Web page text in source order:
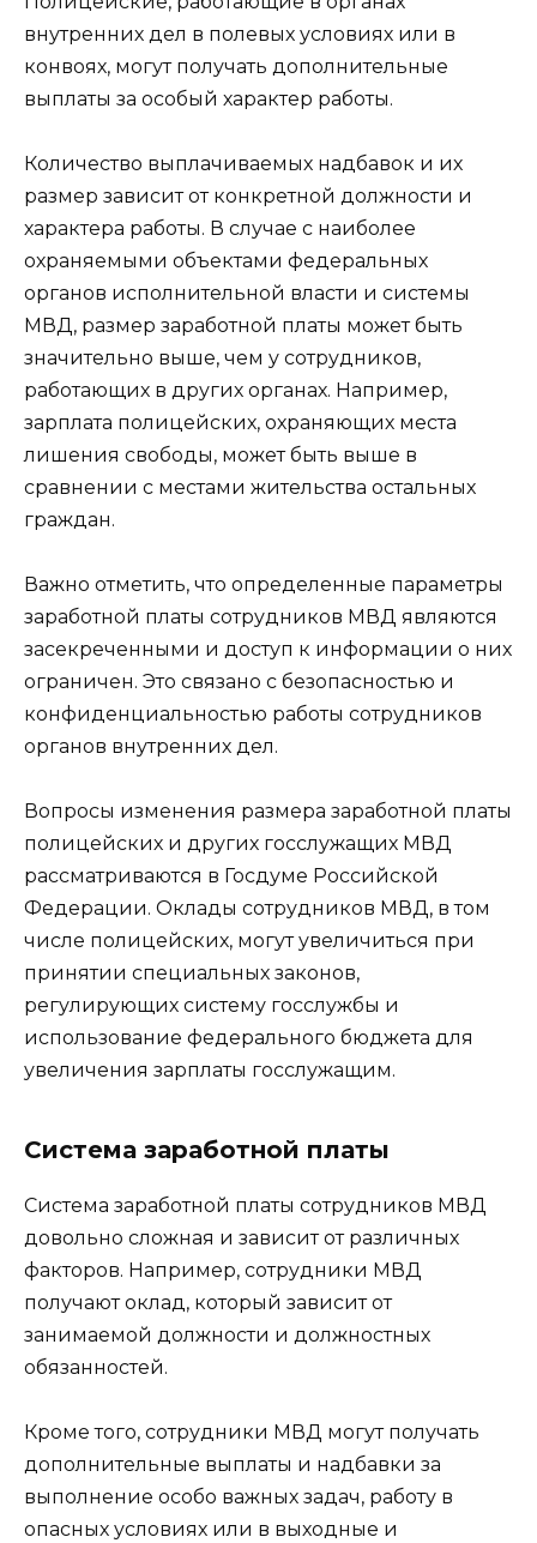
внутренних дел в полевых условиях или в
конвоях, могут получать дополнительные
выплаты за особый характер работы.
Количество выплачиваемых надбавок и их
размер зависит от конкретной должности и
характера работы. В случае с наиболее
охраняемыми объектами федеральных
органов исполнительной власти и системы
МВД, размер заработной платы может быть
значительно выше, чем у сотрудников,
работающих в других органах. Например,
зарплата полицейских, охраняющих места
лишения свободы, может быть выше в
сравнении с местами жительства остальных
граждан.
Важно отметить, что определенные параметры
заработной платы сотрудников МВД являются
засекреченными и доступ к информации о них
ограничен. Это связано с безопасностью и
конфиденциальностью работы сотрудников
органов внутренних дел.
Вопросы изменения размера заработной платы
полицейских и других госслужащих МВД
рассматриваются в Госдуме Российской
Федерации. Оклады сотрудников МВД, в том
числе полицейских, могут увеличиться при
принятии специальных законов,
регулирующих систему госслужбы и
использование федерального бюджета для
увеличения зарплаты госслужащим.
Система заработной платы
Система заработной платы сотрудников МВД
довольно сложная и зависит от различных
факторов. Например, сотрудники МВД
получают оклад, который зависит от
занимаемой должности и должностных
обязанностей.
Кроме того, сотрудники МВД могут получать
дополнительные выплаты и надбавки за
выполнение особо важных задач, работу в
опасных условиях или в выходные и